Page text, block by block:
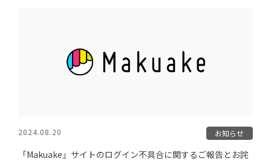
2024.08.20 お知らせ
「Makuake」サイトのログイン不具合に関するご報告とお詫